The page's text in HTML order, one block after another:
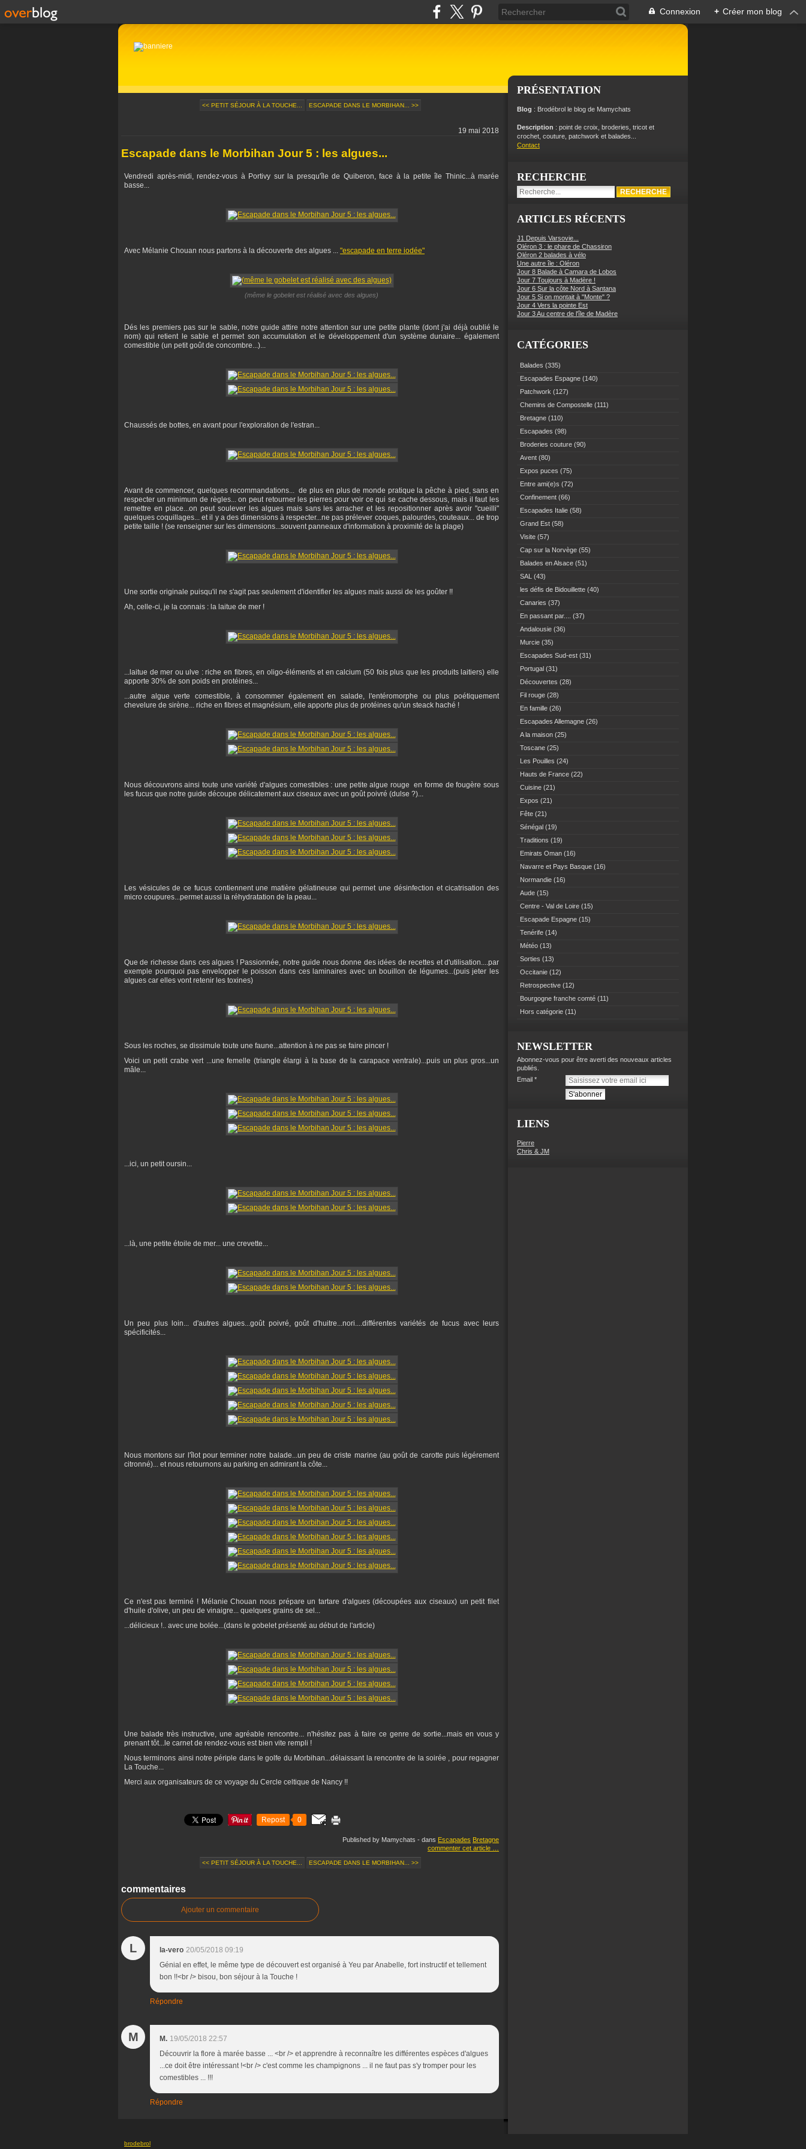
Connexion + Créer mon blog
<< PETIT SÉJOUR À LA TOUCHE... ESCAPADE DANS LE MORBIHAN... >>
19 mai 2018
Escapade dans le Morbihan Jour 5 : les algues...
Vendredi après-midi, rendez-vous à Portivy sur la presqu'île de Quiberon, face à la petite île Thinic...à marée
basse...
Avec Mélanie Chouan nous partons à la découverte des algues ... "escapade en terre iodée"
(même le gobelet est réalisé avec des algues)
Dés les premiers pas sur le sable, notre guide attire notre attention sur une petite plante (dont j'ai déjà oublié le
nom) qui retient le sable et permet son accumulation et le développement d'un système dunaire... également
comestible (un petit goût de concombre...)...
Chaussés de bottes, en avant pour l'exploration de l'estran...
Avant de commencer, quelques recommandations... de plus en plus de monde pratique la pêche à pied, sans en
respecter un minimum de règles... on peut retourner les pierres pour voir ce qui se cache dessous, mais il faut les
remettre en place...on peut soulever les algues mais sans les arracher et les repositionner après avoir "cueilli"
quelques coquillages... et il y a des dimensions à respecter...ne pas prélever coques, palourdes, couteaux... de trop
petite taille ! (se renseigner sur les dimensions...souvent panneaux d'information à proximité de la plage)
Une sortie originale puisqu'il ne s'agit pas seulement d'identifier les algues mais aussi de les goûter !!
Ah, celle-ci, je la connais : la laitue de mer !
...laitue de mer ou ulve : riche en fibres, en oligo-éléments et en calcium (50 fois plus que les produits laitiers) elle
apporte 30% de son poids en protéines...
...autre algue verte comestible, à consommer également en salade, l'entéromorphe ou plus poétiquement
chevelure de sirène... riche en fibres et magnésium, elle apporte plus de protéines qu'un steack haché !
Nous découvrons ainsi toute une variété d'algues comestibles : une petite algue rouge en forme de fougère sous
les fucus que notre guide découpe délicatement aux ciseaux avec un goût poivré (dulse ?)...
Les vésicules de ce fucus contiennent une matière gélatineuse qui permet une désinfection et cicatrisation des
micro coupures...permet aussi la réhydratation de la peau...
Que de richesse dans ces algues ! Passionnée, notre guide nous donne des idées de recettes et d'utilisation....par
exemple pourquoi pas envelopper le poisson dans ces laminaires avec un bouillon de légumes...(puis jeter les
algues car elles vont retenir les toxines)
Sous les roches, se dissimule toute une faune...attention à ne pas se faire pincer !
Voici un petit crabe vert ...une femelle (triangle élargi à la base de la carapace ventrale)...puis un plus gros...un
mâle...
...ici, un petit oursin...
...là, une petite étoile de mer... une crevette...
Un peu plus loin... d'autres algues...goût poivré, goût d'huitre...nori....différentes variétés de fucus avec leurs
spécificités...
Nous montons sur l'îlot pour terminer notre balade...un peu de criste marine (au goût de carotte puis légérement
citronné)... et nous retournons au parking en admirant la côte...
Ce n'est pas terminé ! Mélanie Chouan nous prépare un tartare d'algues (découpées aux ciseaux) un petit filet
d'huile d'olive, un peu de vinaigre... quelques grains de sel...
...délicieux !.. avec une bolée...(dans le gobelet présenté au début de l'article)
Une balade très instructive, une agréable rencontre... n'hésitez pas à faire ce genre de sortie...mais en vous y
prenant tôt...le carnet de rendez-vous est bien vite rempli !
Nous terminons ainsi notre périple dans le golfe du Morbihan...délaissant la rencontre de la soirée , pour regagner
La Touche...
Merci aux organisateurs de ce voyage du Cercle celtique de Nancy !!
Repost 0
Published by Mamychats - dans Escapades Bretagne
commenter cet article
<< PETIT SÉJOUR À LA TOUCHE... ESCAPADE DANS LE MORBIHAN... >>
commentaires
Ajouter un commentaire
L la-vero 20/05/2018 09:19
Génial en effet, le même type de découvert est organisé à Yeu par Anabelle, fort instructif et tellement
bon !!<br /> bisou, bon séjour à la Touche !
Répondre
M M. 19/05/2018 22:57
Découvrir la flore à marée basse ... <br /> et apprendre à reconnaître les différentes espèces d'algues
...ce doit être intéressant !<br /> c'est comme les champignons ... il ne faut pas s'y tromper pour les
comestibles ... !!!
Répondre
PRÉSENTATION
Blog : Brodébrol le blog de Mamychats
Description : point de croix, broderies, tricot et
crochet, couture, patchwork et balades...
Contact
RECHERCHE
ARTICLES RÉCENTS
J1 Depuis Varsovie...
Oléron 3 : le phare de Chassiron
Oléron 2 balades à vélo
Une autre île : Oléron
Jour 8 Balade à Camara de Lobos
Jour 7 Toujours à Madère !
Jour 6 Sur la côte Nord à Santana
Jour 5 Si on montait à "Monte" ?
Jour 4 Vers la pointe Est
Jour 3 Au centre de l'île de Madère
CATÉGORIES
Balades (335)
Escapades Espagne (140)
Patchwork (127)
Chemins de Compostelle (111)
Bretagne (110)
Escapades (98)
Broderies couture (90)
Avent (80)
Expos puces (75)
Entre ami(e)s (72)
Confinement (66)
Escapades Italie (58)
Grand Est (58)
Visite (57)
Cap sur la Norvège (55)
Balades en Alsace (51)
SAL (43)
les défis de Bidouillette (40)
Canaries (37)
En passant par....
(37)
Andalousie (36)
Murcie (35)
Escapades Sud-est (31)
Portugal (31)
Découvertes (28)
Fil rouge (28)
En famille (26)
Escapades Allemagne (26)
A la maison (25)
Toscane (25)
Les Pouilles (24)
Hauts de France (22)
Cuisine (21)
Expos (21)
Fête (21)
Sénégal (19)
Traditions (19)
Emirats Oman (16)
Navarre et Pays Basque (16)
Normandie (16)
Aude (15)
Centre - Val de Loire (15)
Escapade Espagne (15)
Tenérife (14)
Météo (13)
Sorties (13)
Occitanie (12)
Retrospective (12)
Bourgogne franche comté (11)
Hors catégorie (11)
NEWSLETTER
Abonnez-vous pour être averti des nouveaux articles
publiés.
Email
LIENS
Pierre
Chris & JM
brodebrol